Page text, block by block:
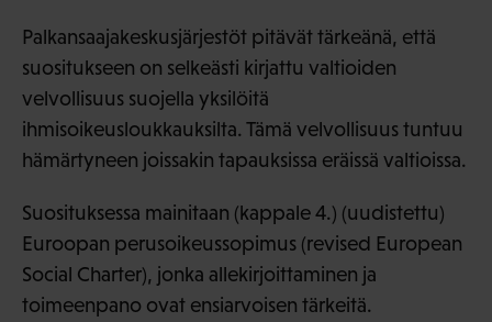
Palkansaajakeskusjärjestöt pitävät tärkeänä, että
suositukseen on selkeästi kirjattu valtioiden
velvollisuus suojella yksilöitä
ihmisoikeusloukkauksilta. Tämä velvollisuus tuntuu
hämärtyneen joissakin tapauksissa eräissä valtioissa.
Suosituksessa mainitaan (kappale 4.) (uudistettu)
Euroopan perusoikeussopimus (revised European
Social Charter), jonka allekirjoittaminen ja
toimeenpano ovat ensiarvoisen tärkeitä.